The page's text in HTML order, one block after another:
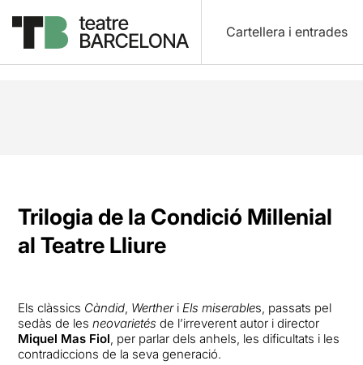
Cartellera i entrades
Trilogia de la Condició Millenial
al Teatre Lliure
Els clàssics Càndid, Werther iEls miserables, passats pel
sedàs de lesneovarietésde l’irreverent autor i director
Miquel Mas Fiol, per parlar dels anhels, les dificultats i les
contradiccions de la seva generació.